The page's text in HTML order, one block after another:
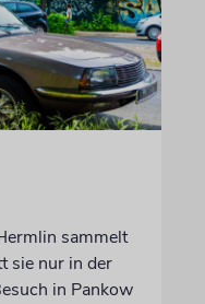
sammelt
sie nur in der
in Pankow